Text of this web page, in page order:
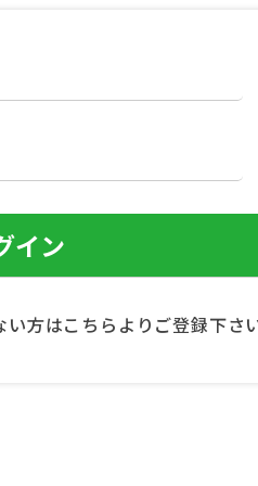
方はこちらよりご登録下さ